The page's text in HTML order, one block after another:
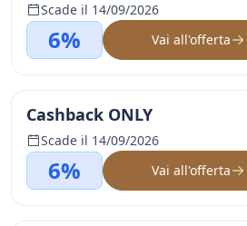
Scade il 14/09/2026
6% Vai all'offerta
Cashback ONLY
Scade il 14/09/2026
6% Vai all'offerta